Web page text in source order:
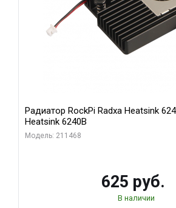
Радиатор RockPi Radxa Heatsink
Heatsink 6240B
Модель: 211468
625 руб.
В наличии